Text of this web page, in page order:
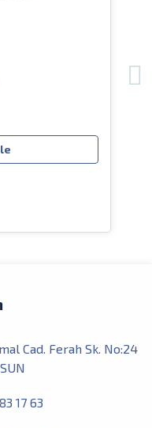
Cad. Ferah Sk. No:24
17 63